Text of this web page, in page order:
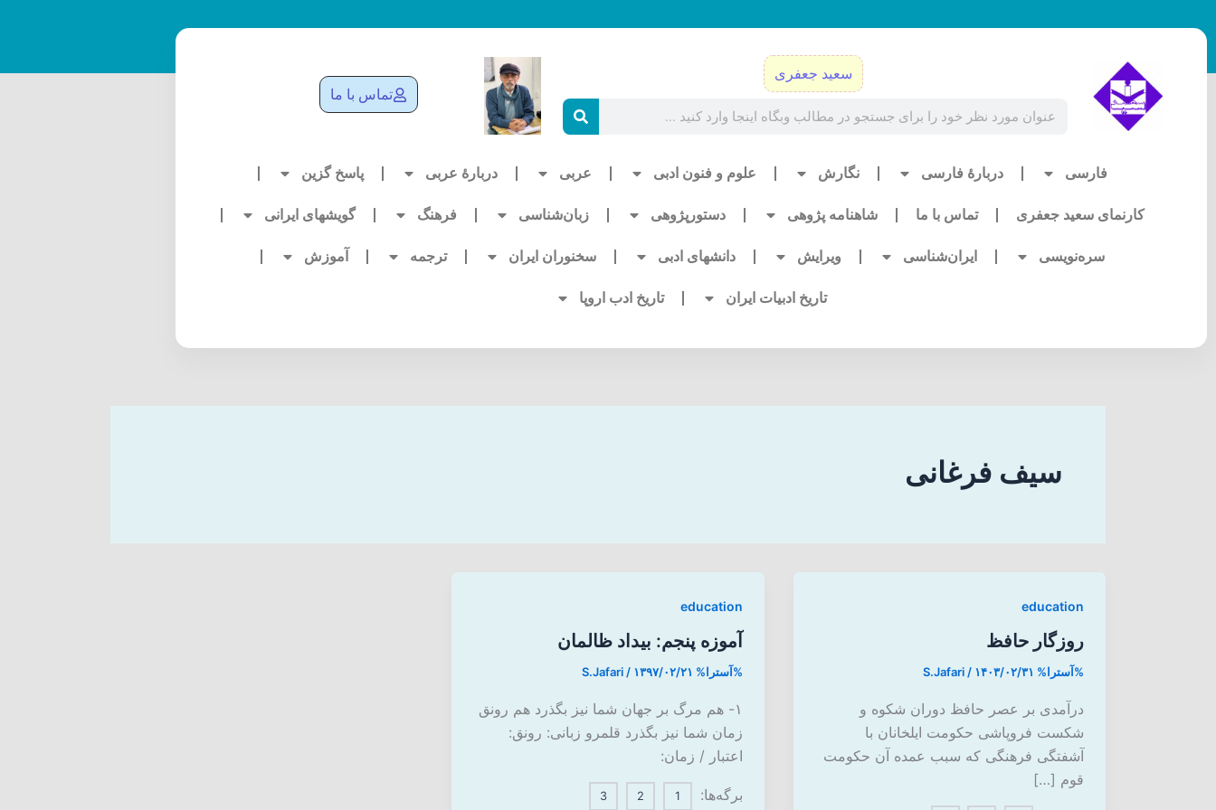
به
سعید جعفری
تماس با ما
فارسی دربارۀ فارسی نگارش علوم و فنون ادبی عربی دربارۀ عربی پاسخ گزین
کارنمای سعید جعفری تماس با ما شاهنامه پژوهی دستورپژوهی زبان‌شناسی فرهنگ گویشهای ایرانی
سره‌نویسی ایران‌شناسی ویرایش دانشهای ادبی سخنوران ایران ترجمه آموزش
تاریخ ادبیات ایران تاریخ ادب اروپا
سیف فرغانی
education
روزگار حافظ
%آسترا% S.Jafari / ۱۴۰۳/۰۲/۳۱
درآمدی بر عصر حافظ دوران شکوه و
شکست فروپاشی حکومت ایلخانان با
آشفتگی فرهنگی که سبب عمده‌ آن حکومت
قوم […]
education
آموزه پنجم: بیداد ظالمان
%آسترا% S.Jafari / ۱۳۹۷/۰۲/۲۱
۱- هم مرگ بر جهان شما نیز بگذرد هم رونق
زمان شما نیز بگذرد قلمرو زبانی: رونق:
اعتبار / زمان:
برگه‌ها: 1
2
3